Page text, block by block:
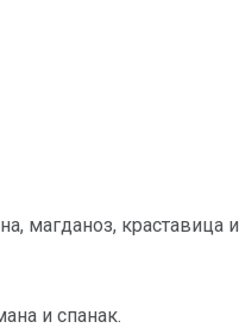
магданоз, краставица и
и спанак.